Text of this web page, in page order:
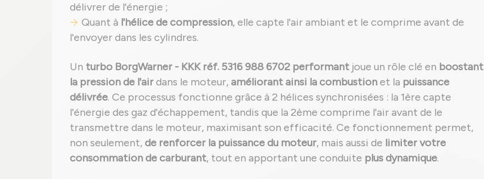
délivrer de l'énergie ;
Quant à l'hélice de compression, elle capte l'air ambiant et le comprime avant de
l'envoyer dans les cylindres.
Un turbo BorgWarner - KKK réf. 5316 988 6702 performant joue un rôle clé en boostant
la pression de l'airdans le moteur, améliorant ainsi la combustionet la puissance
délivrée. Ce processus fonctionne grâce à 2 hélices synchronisées : la 1ère capte
l'énergie des gaz d'échappement, tandis que la 2ème comprime l'air avant de le
transmettre dans le moteur, maximisant son efficacité. Ce fonctionnement permet,
non seulement, de renforcer la puissance du moteur, mais aussi de limiter votre
consommation de carburant, tout en apportant une conduite plus dynamique.